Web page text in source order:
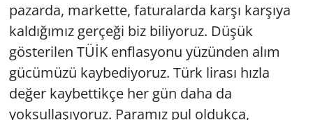
pazarda, markette, faturalarda karşı karşıya
kaldığımız gerçeği biz biliyoruz. Düşük
gösterilen TÜİK enflasyonu yüzünden alım
gücümüzü kaybediyoruz. Türk lirası hızla
değer kaybettikçe her gün daha da
yoksullaşıyoruz. Paramız pul oldukça,